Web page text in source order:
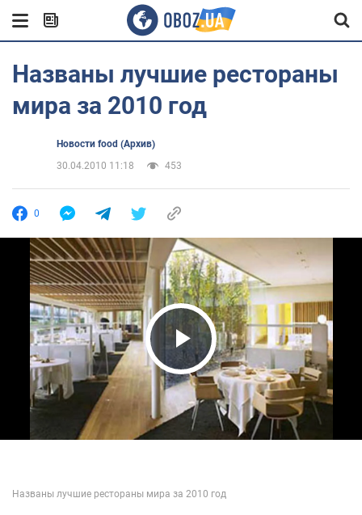
Названы лучшие рестораны
мира за 2010 год
Новости food (Архив)
30.04.2010 11:18
453
0
Play Video